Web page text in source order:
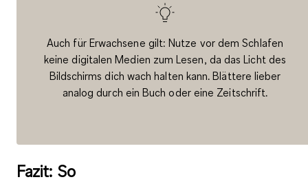
Auch für Erwachsene gilt: Nutze vor dem Schlafen
keine digitalen Medien zum Lesen, da das Licht des
Bildschirms dich wach halten kann. Blättere lieber
analog durch ein Buch oder eine Zeitschrift.
Fazit: So